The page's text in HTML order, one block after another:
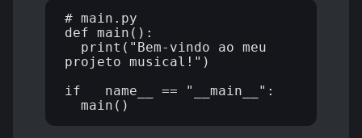
# main.py
def main():
print("Bem-vindo ao meu
projeto musical!")
if __name__ == "__main__":